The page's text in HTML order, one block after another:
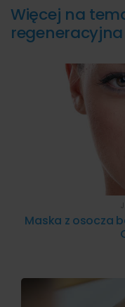
Więcej na
regeneracyjna
Maska z osocza